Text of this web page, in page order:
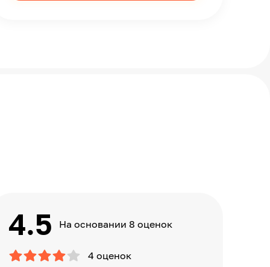
4.5 На основании 8 оценок
4 оценок